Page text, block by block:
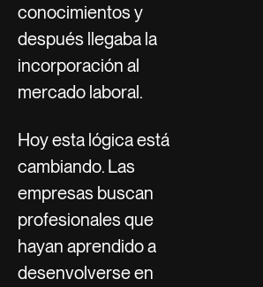
conocimientos y
después llegaba la
incorporación al
mercado laboral.
Hoy esta lógica está
cambiando. Las
empresas buscan
profesionales que
hayan aprendido a
desenvolverse en